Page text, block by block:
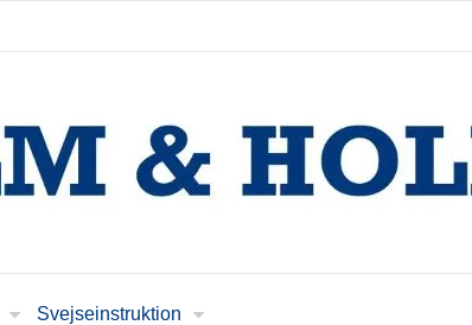
Svejseinstruktion